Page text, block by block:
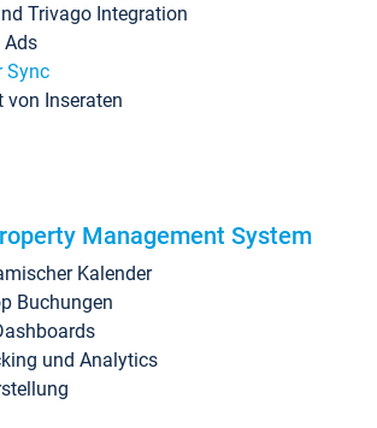
Trivago Integration
Ads
Sync
von Inseraten
Management System
Kalender
Buchungen
und Analytics